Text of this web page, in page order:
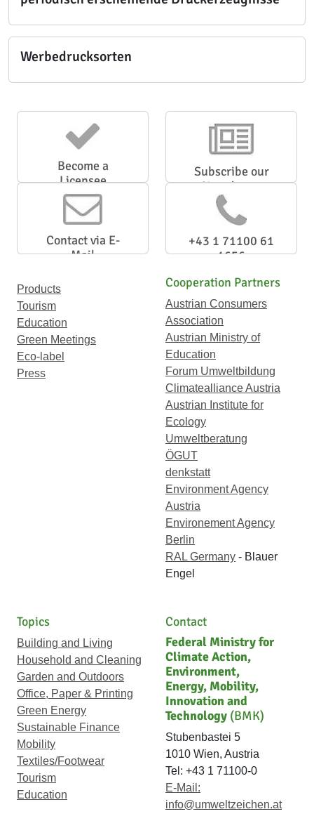
Werbedrucksorten
Become a
Licensee
Subscribe our
Newsletter
Contact via E-
Mail
+43 1 71100 61
1656
Products
Tourism
Education
Green Meetings
Eco-label
Press
Cooperation Partners
Austrian Consumers
Association
Austrian Ministry of
Education
Forum Umweltbildung
Climatealliance Austria
Austrian Institute for
Ecology
Umweltberatung
ÖGUT
denkstatt
Environment Agency
Austria
Environement Agency
Berlin
RAL Germany - Blauer
Engel
Topics
Building and Living
Household and Cleaning
Garden and Outdoors
Office, Paper & Printing
Green Energy
Sustainable Finance
Mobility
Textiles/Footwear
Tourism
Education
Contact
Federal Ministry for
Climate Action,
Environment,
Energy, Mobility,
Innovation and
Technology (BMK)
Stubenbastei 5
1010 Wien, Austria
Tel: +43 1 71100-0
E-Mail:
info@umweltzeichen.at